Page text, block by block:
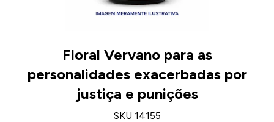
Floral Vervano para as
personalidades exacerbadas por
justiça e punições
SKU 14155